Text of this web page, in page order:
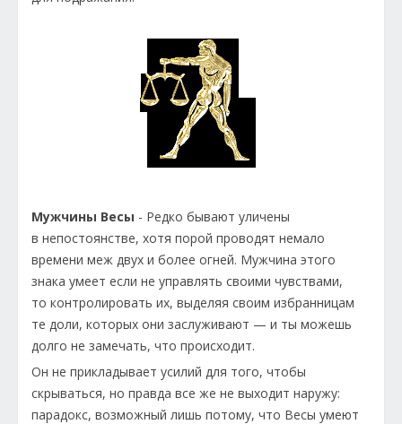
Мужчины Весы - Редко бывают уличены
в непостоянстве, хотя порой проводят немало
времени меж двух и более огней. Мужчина этого
знака умеет если не управлять своими чувствами,
то контролировать их, выделяя своим избранницам
те доли, которых они заслуживают — и ты можешь
долго не замечать, что происходит.
Он не прикладывает усилий для того, чтобы
скрываться, но правда все же не выходит наружу:
парадокс, возможный лишь потому, что Весы умеют